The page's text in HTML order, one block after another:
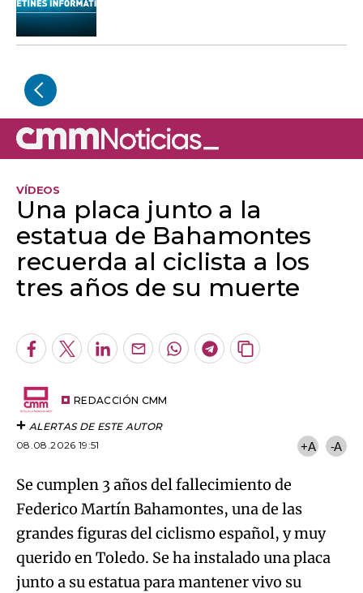
VÍDEOS
Una placa junto a la
estatua de Bahamontes
recuerda al ciclista a los
tres años de su muerte
Algo salió mal.
Facebook
TwitterLinkedInEnviarWhatsapp
Telegram
Copiar
REDACCIÓN CMM
ALERTAS DE ESTE AUTOR
08.08.2026 19:51
+A -A
Se cumplen 3 años del fallecimiento de
Federico Martín Bahamontes, una de las
grandes figuras del ciclismo español, y muy
querido en Toledo. Se ha instalado una placa
junto a su estatua para mantener vivo su